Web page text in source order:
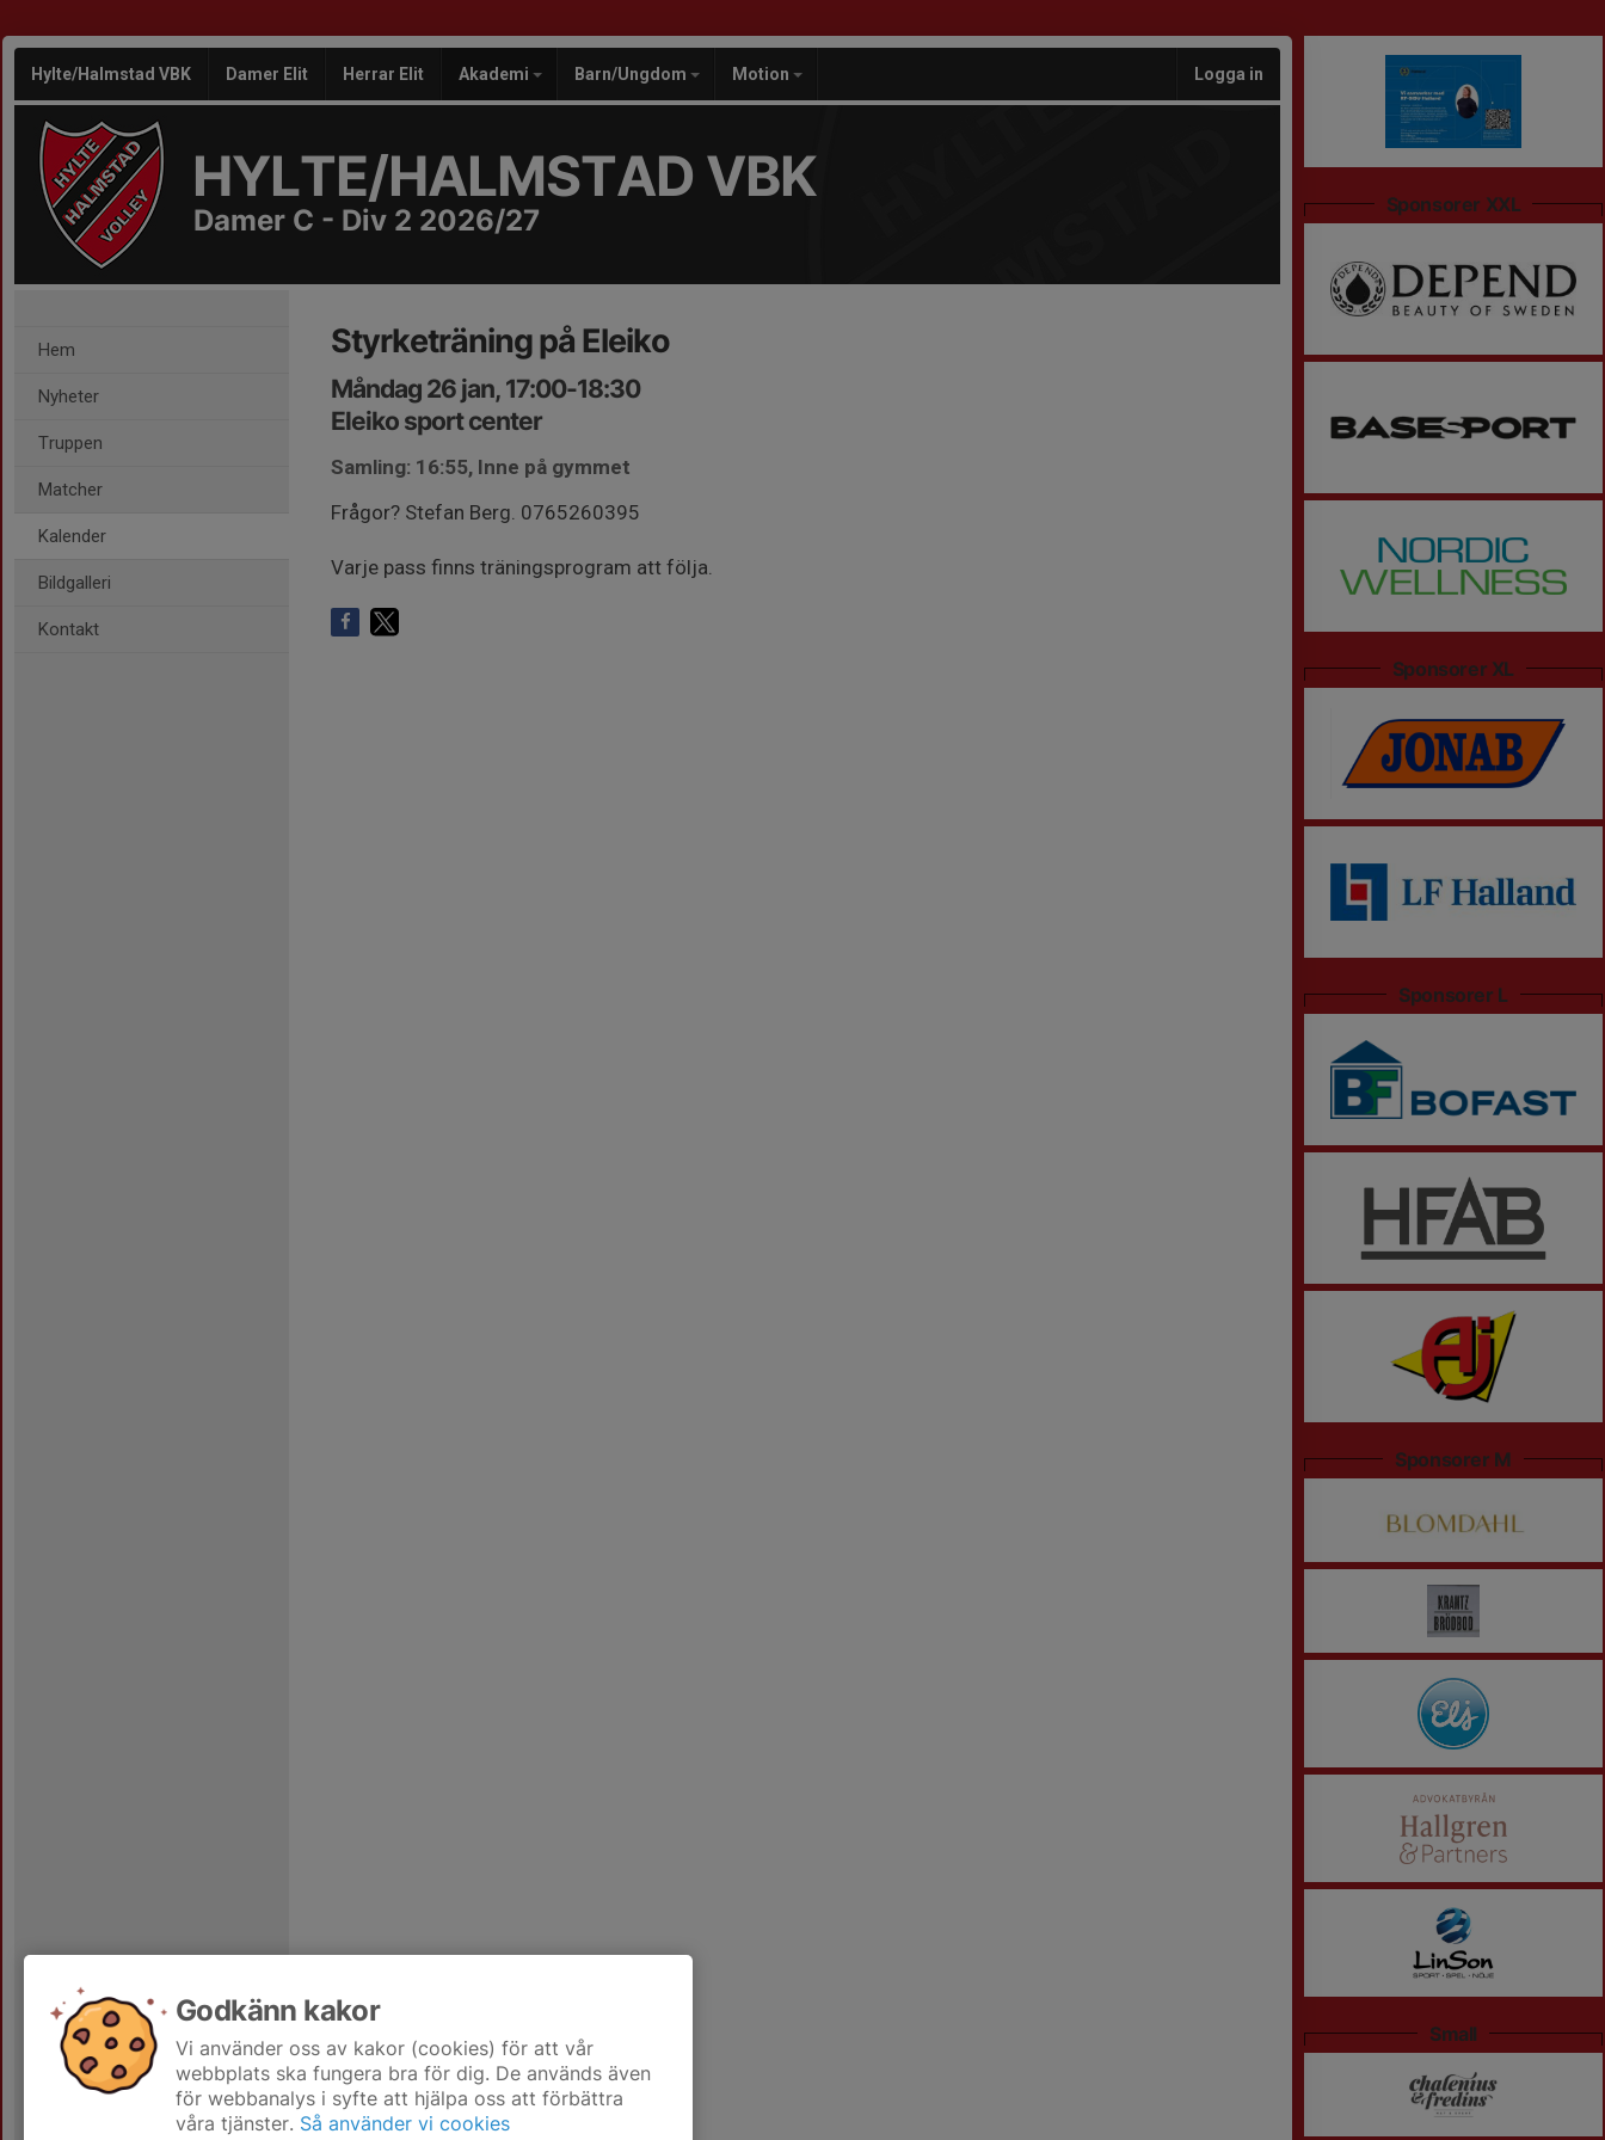
Hylte/Halmstad VBK Damer Elit Herrar Elit Akademi Barn/Ungdom Motion Logga in
HYLTE/HALMSTAD VBK
Damer C - Div 2 2026/27
Hem
Nyheter
Truppen
Matcher
Kalender
Bildgalleri
Kontakt
Styrketräning på Eleiko
Måndag 26 jan, 17:00-18:30
Eleiko sport center
Samling: 16:55, Inne på gymmet
Frågor? Stefan Berg. 0765260395
Varje pass finns träningsprogram att följa.
Sponsorer XXL
Sponsorer XL
Sponsorer L
Sponsorer M
Small
Godkänn kakor
Vi använder oss av kakor (cookies) för att vår
webbplats ska fungera bra för dig. De används även
för webbanalys i syfte att hjälpa oss att förbättra
våra tjänster. Så använder vi cookies